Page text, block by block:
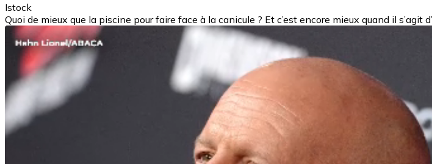
Istock
Quoi de mieux que la piscine pour faire face à la canicule ? Et c’est encore mieux quand il